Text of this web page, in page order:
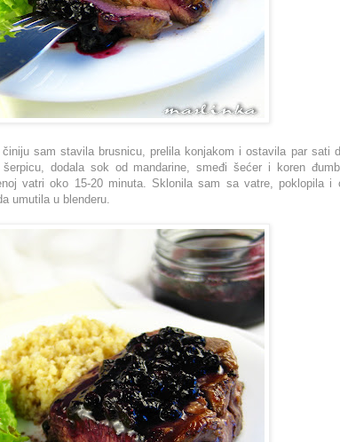
sam stavila brusnicu, prelila konjakom i ostavila par sati
dodala sok od mandarine, smeđi šećer i koren
vatri oko 15-20 minuta. Sklonila sam sa vatre, poklopila i
umutila u blenderu.